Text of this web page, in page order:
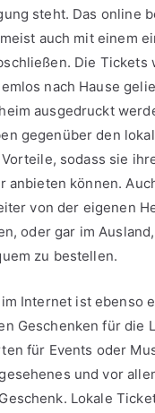
steht. Das online
auch mit einem
Die Tickets
nach Hause
ausgedruckt
gegenüber den
sodass sie
anbieten können.
von der eigenen
oder gar im
zu bestellen.
im Internet ist ebenso
Geschenken für die
für Events oder
und vor
Lokale